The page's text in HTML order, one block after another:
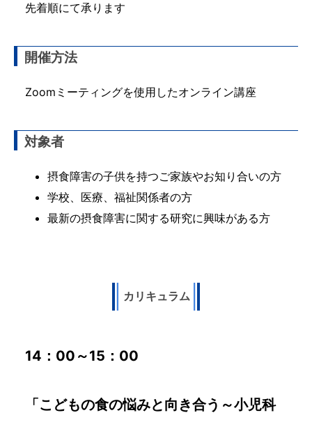
先着順にて承ります
開催方法
Zoomミーティングを使用したオンライン講座
対象者
摂食障害の子供を持つご家族やお知り合いの方
学校、医療、福祉関係者の方
最新の摂食障害に関する研究に興味がある方
カリキュラム
14：00～15：00
「こどもの食の悩みと向き合う～小児科